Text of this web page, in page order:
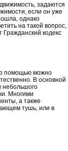
задаются
если он уже
однако
на такой вопрос,
Гражданский кодекс
помощью можно
В основной
небольшого
Многими
а также
тушь, или в